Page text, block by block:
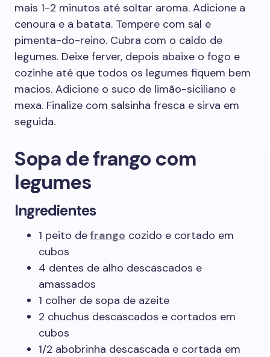
mais 1-2 minutos até soltar aroma. Adicione a
cenoura e a batata. Tempere com sal e
pimenta-do-reino. Cubra com o caldo de
legumes. Deixe ferver, depois abaixe o fogo e
cozinhe até que todos os legumes fiquem bem
macios. Adicione o suco de limão-siciliano e
mexa. Finalize com salsinha fresca e sirva em
seguida.
Sopa de frango com
legumes
Ingredientes
1 peito de frango cozido e cortado em
cubos
4 dentes de alho descascados e
amassados
1 colher de sopa de azeite
2 chuchus descascados e cortados em
cubos
1/2 abobrinha descascada e cortada em